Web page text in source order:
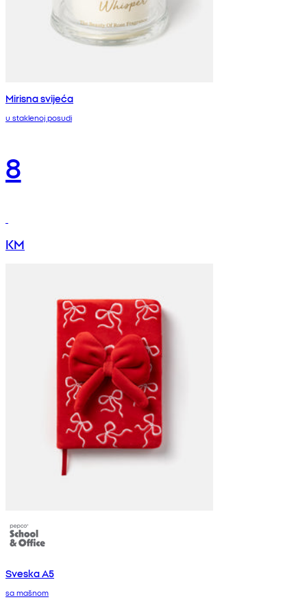
Mirisna svijeća
u staklenoj posudi
8
KM
Sveska A5
sa mašnom